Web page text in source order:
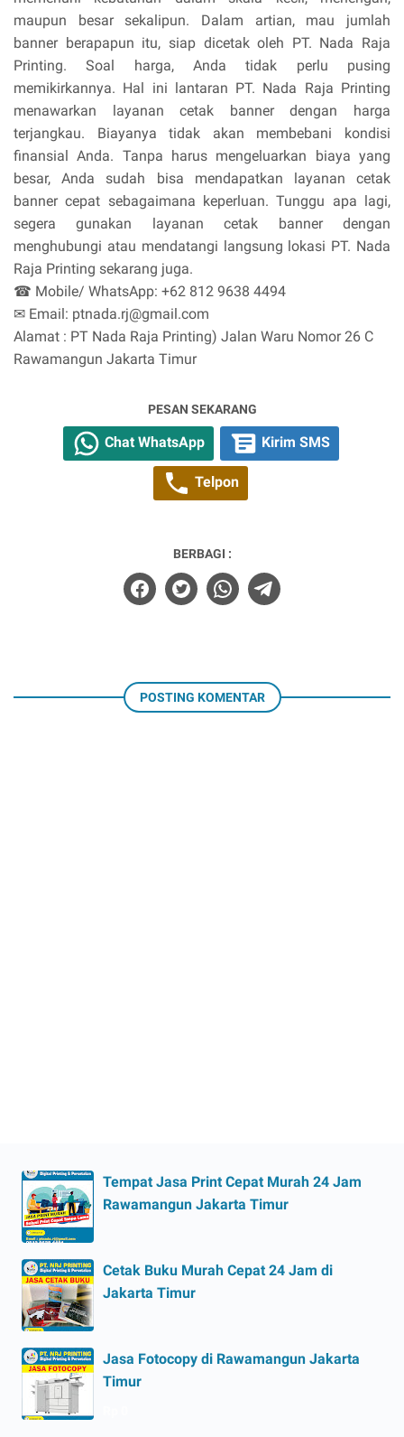
maupun besar sekalipun. Dalam artian, mau jumlah
banner berapapun itu, siap dicetak oleh PT. Nada Raja
Printing. Soal harga, Anda tidak perlu pusing
memikirkannya. Hal ini lantaran PT. Nada Raja Printing
menawarkan layanan cetak banner dengan harga
terjangkau. Biayanya tidak akan membebani kondisi
finansial Anda. Tanpa harus mengeluarkan biaya yang
besar, Anda sudah bisa mendapatkan layanan cetak
banner cepat sebagaimana keperluan. Tunggu apa lagi,
segera gunakan layanan cetak banner dengan
menghubungi atau mendatangi langsung lokasi PT. Nada
Raja Printing sekarang juga.
☎ Mobile/ WhatsApp: +62 812 9638 4494
✉ Email: ptnada.rj@gmail.com
Alamat : PT Nada Raja Printing) Jalan Waru Nomor 26 C
Rawamangun Jakarta Timur
PESAN SEKARANG
Chat WhatsApp Kirim SMS
Telpon
BERBAGI :
POSTING KOMENTAR
Tempat Jasa Print Cepat Murah 24 Jam
Rawamangun Jakarta Timur
Cetak Buku Murah Cepat 24 Jam di
Jakarta Timur
Jasa Fotocopy di Rawamangun Jakarta
Timur